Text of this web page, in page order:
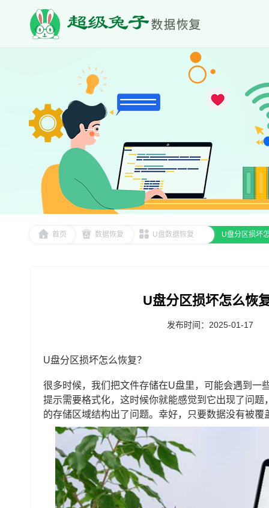
首页 数据恢复 U盘数据恢复 U盘分区损坏
U盘分区损坏怎么恢
发布时间：2025-01-17
U盘分区损坏怎么恢复？
很多时候，我们把文件存储在U盘里，可能会遇到一
提示需要格式化，这时候你就能感觉到它出现了问
的存储区域结构出了问题。幸好，只要数据没有被